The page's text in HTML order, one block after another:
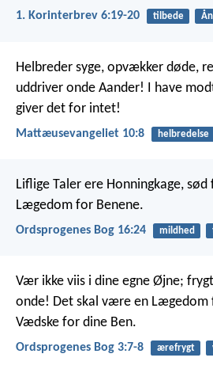
1. Korinterbrev 6:19-20 tilbede
Helbreder syge, opvækker døde,
uddriver onde Aander! I have
giver det for intet!
Mattæusevangeliet 10:8 helbredelse
Liflige Taler ere Honningkage, sød
Lægedom for Benene.
Ordsprogenes Bog 16:24 mildhed
Vær ikke viis i dine egne Øjne;
onde! Det skal være en Lægedom
Vædske for dine Ben.
Ordsprogenes Bog 3:7-8 ærefrygt